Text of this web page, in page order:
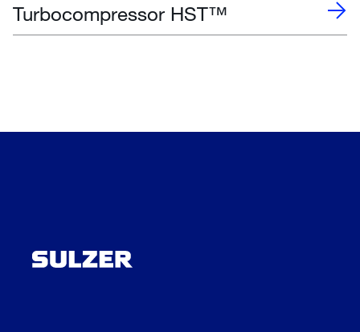
Turbocompressor HST™